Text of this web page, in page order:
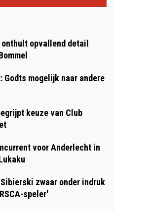
opvallend detail
Godts mogelijk naar andere
keuze van Club
voor Anderlecht in
zwaar onder indruk
speler'